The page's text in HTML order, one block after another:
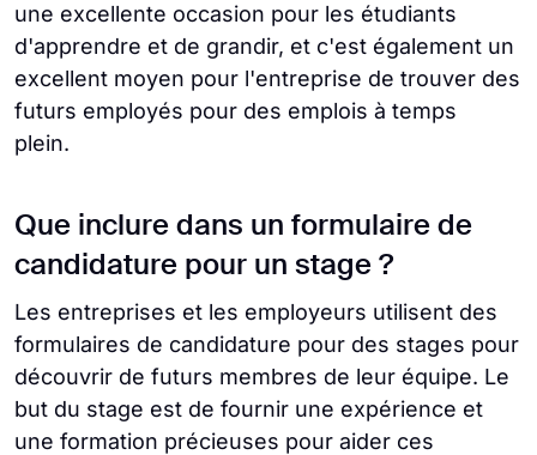
une excellente occasion pour les étudiants
d'apprendre et de grandir, et c'est également un
excellent moyen pour l'entreprise de trouver des
futurs employés pour des emplois à temps
plein.
Que inclure dans un formulaire de
candidature pour un stage ?
Les entreprises et les employeurs utilisent des
formulaires de candidature pour des stages pour
découvrir de futurs membres de leur équipe. Le
but du stage est de fournir une expérience et
une formation précieuses pour aider ces